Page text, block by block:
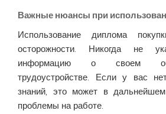
Важные нюансы при
Использование диплома
осторожности. Никогда не
информацию о своем
трудоустройстве. Если у вас
знаний, это может в
проблемы на работе.